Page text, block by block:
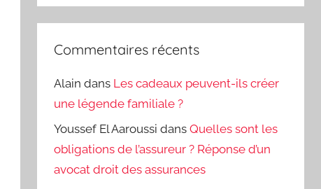
Commentaires récents
Alain dans Les cadeaux peuvent-ils créer
une légende familiale ?
Youssef El Aaroussi dansQuelles sont les
obligations de l’assureur ? Réponse d’un
avocat droit des assurances